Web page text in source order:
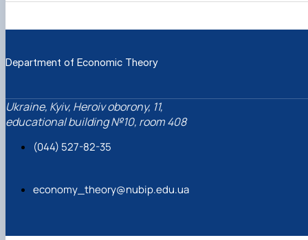
Department of Economic Theory
Ukraine, Kyiv, Heroiv oborony, 11,
educational building №10, room 408
(044) 527-82-35
economy_theory@nubip.edu.ua